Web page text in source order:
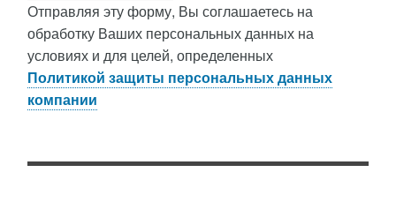
Отправляя эту форму, Вы соглашаетесь на
обработку Ваших персональных данных на
условиях и для целей, определенных
Политикой защиты персональных данных
компании